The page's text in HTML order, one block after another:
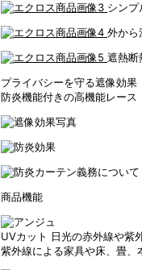
シンプ
外から
遮熱断
プライバシーを守る遮像効果
防炎機能付きの高機能レース
商品機能
UVカット 日光の赤外線や紫
紫外線による家具や床、畳、